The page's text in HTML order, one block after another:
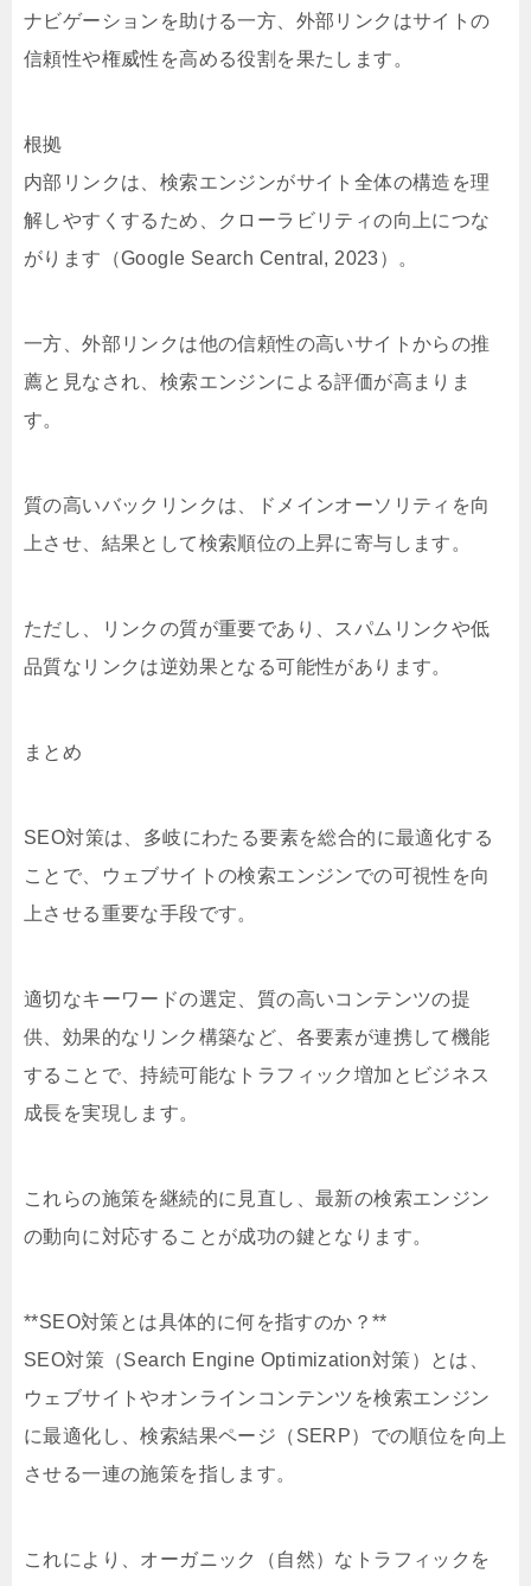
ナビゲーションを助ける一方、外部リンクはサイトの
信頼性や権威性を高める役割を果たします。
根拠
内部リンクは、検索エンジンがサイト全体の構造を理
解しやすくするため、クローラビリティの向上につな
がります（Google Search Central, 2023）。
一方、外部リンクは他の信頼性の高いサイトからの推
薦と見なされ、検索エンジンによる評価が高まりま
す。
質の高いバックリンクは、ドメインオーソリティを向
上させ、結果として検索順位の上昇に寄与します。
ただし、リンクの質が重要であり、スパムリンクや低
品質なリンクは逆効果となる可能性があります。
まとめ
SEO対策は、多岐にわたる要素を総合的に最適化する
ことで、ウェブサイトの検索エンジンでの可視性を向
上させる重要な手段です。
適切なキーワードの選定、質の高いコンテンツの提
供、効果的なリンク構築など、各要素が連携して機能
することで、持続可能なトラフィック増加とビジネス
成長を実現します。
これらの施策を継続的に見直し、最新の検索エンジン
の動向に対応することが成功の鍵となります。
**SEO対策とは具体的に何を指すのか？**
SEO対策（Search Engine Optimization対策）とは、
ウェブサイトやオンラインコンテンツを検索エンジン
に最適化し、検索結果ページ（SERP）での順位を向上
させる一連の施策を指します。
これにより、オーガニック（自然）なトラフィックを